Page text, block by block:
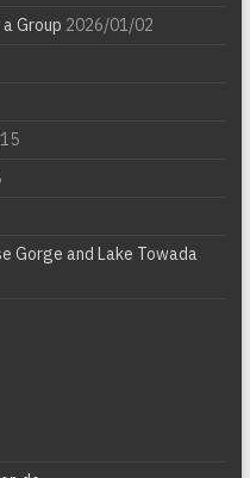
Group 2026/01/02
Gorge and Lake Towada